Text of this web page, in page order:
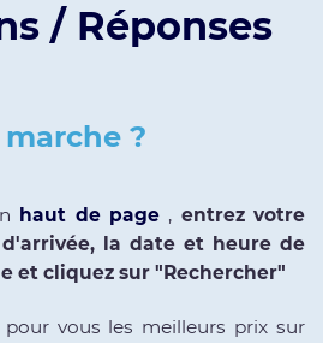
/ Réponses
?
haut de page , entrez votre
la date et heure de
et cliquez sur "Rechercher"
pour vous les meilleurs prix sur